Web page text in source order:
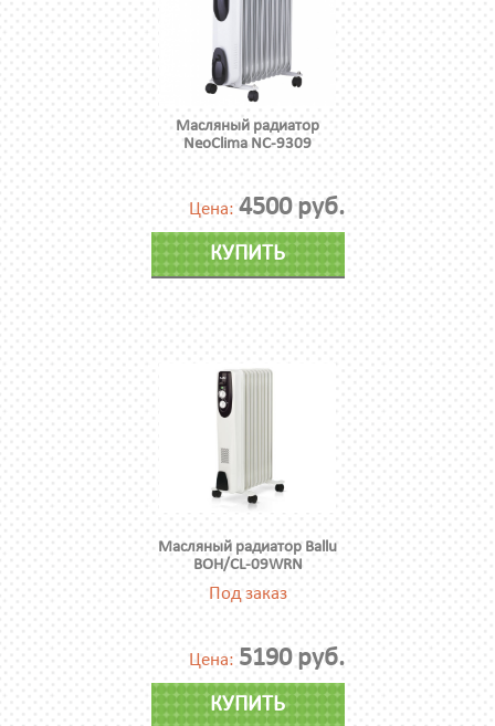
Масляный радиатор
NeoClima NC-9309
Цена: 4500 руб.
КУПИТЬ
Масляный радиатор Ballu
BOH/CL-09WRN
Под заказ
Цена: 5190 руб.
КУПИТЬ